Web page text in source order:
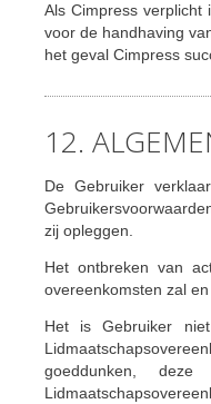
Als Cimpress
voor de handhaving
het geval Cimpress
12.
De Gebruiker
zij opleggen.
Het ontbreken van
overeenkomsten zal
Het is Gebruiker
goeddunken,